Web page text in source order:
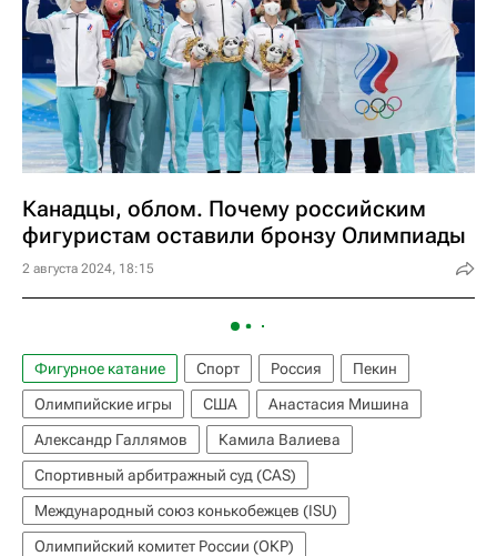
Канадцы, облом. Почему российским
фигуристам оставили бронзу Олимпиады
2 августа 2024, 18:15
Фигурное катание Спорт Россия
Пекин
Олимпийские игры
США
Анастасия Мишина
Александр Галлямов
Камила Валиева
Спортивный арбитражный суд (CAS)
Международный союз конькобежцев (ISU)
Олимпийский комитет России (ОКР)